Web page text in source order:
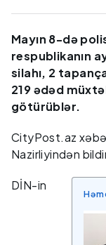
Mayın 8-də
respublikanın
silahı, 2
219 ədəd
götürüblər.
CityPost.az
Nazirliyindən
DİN-in